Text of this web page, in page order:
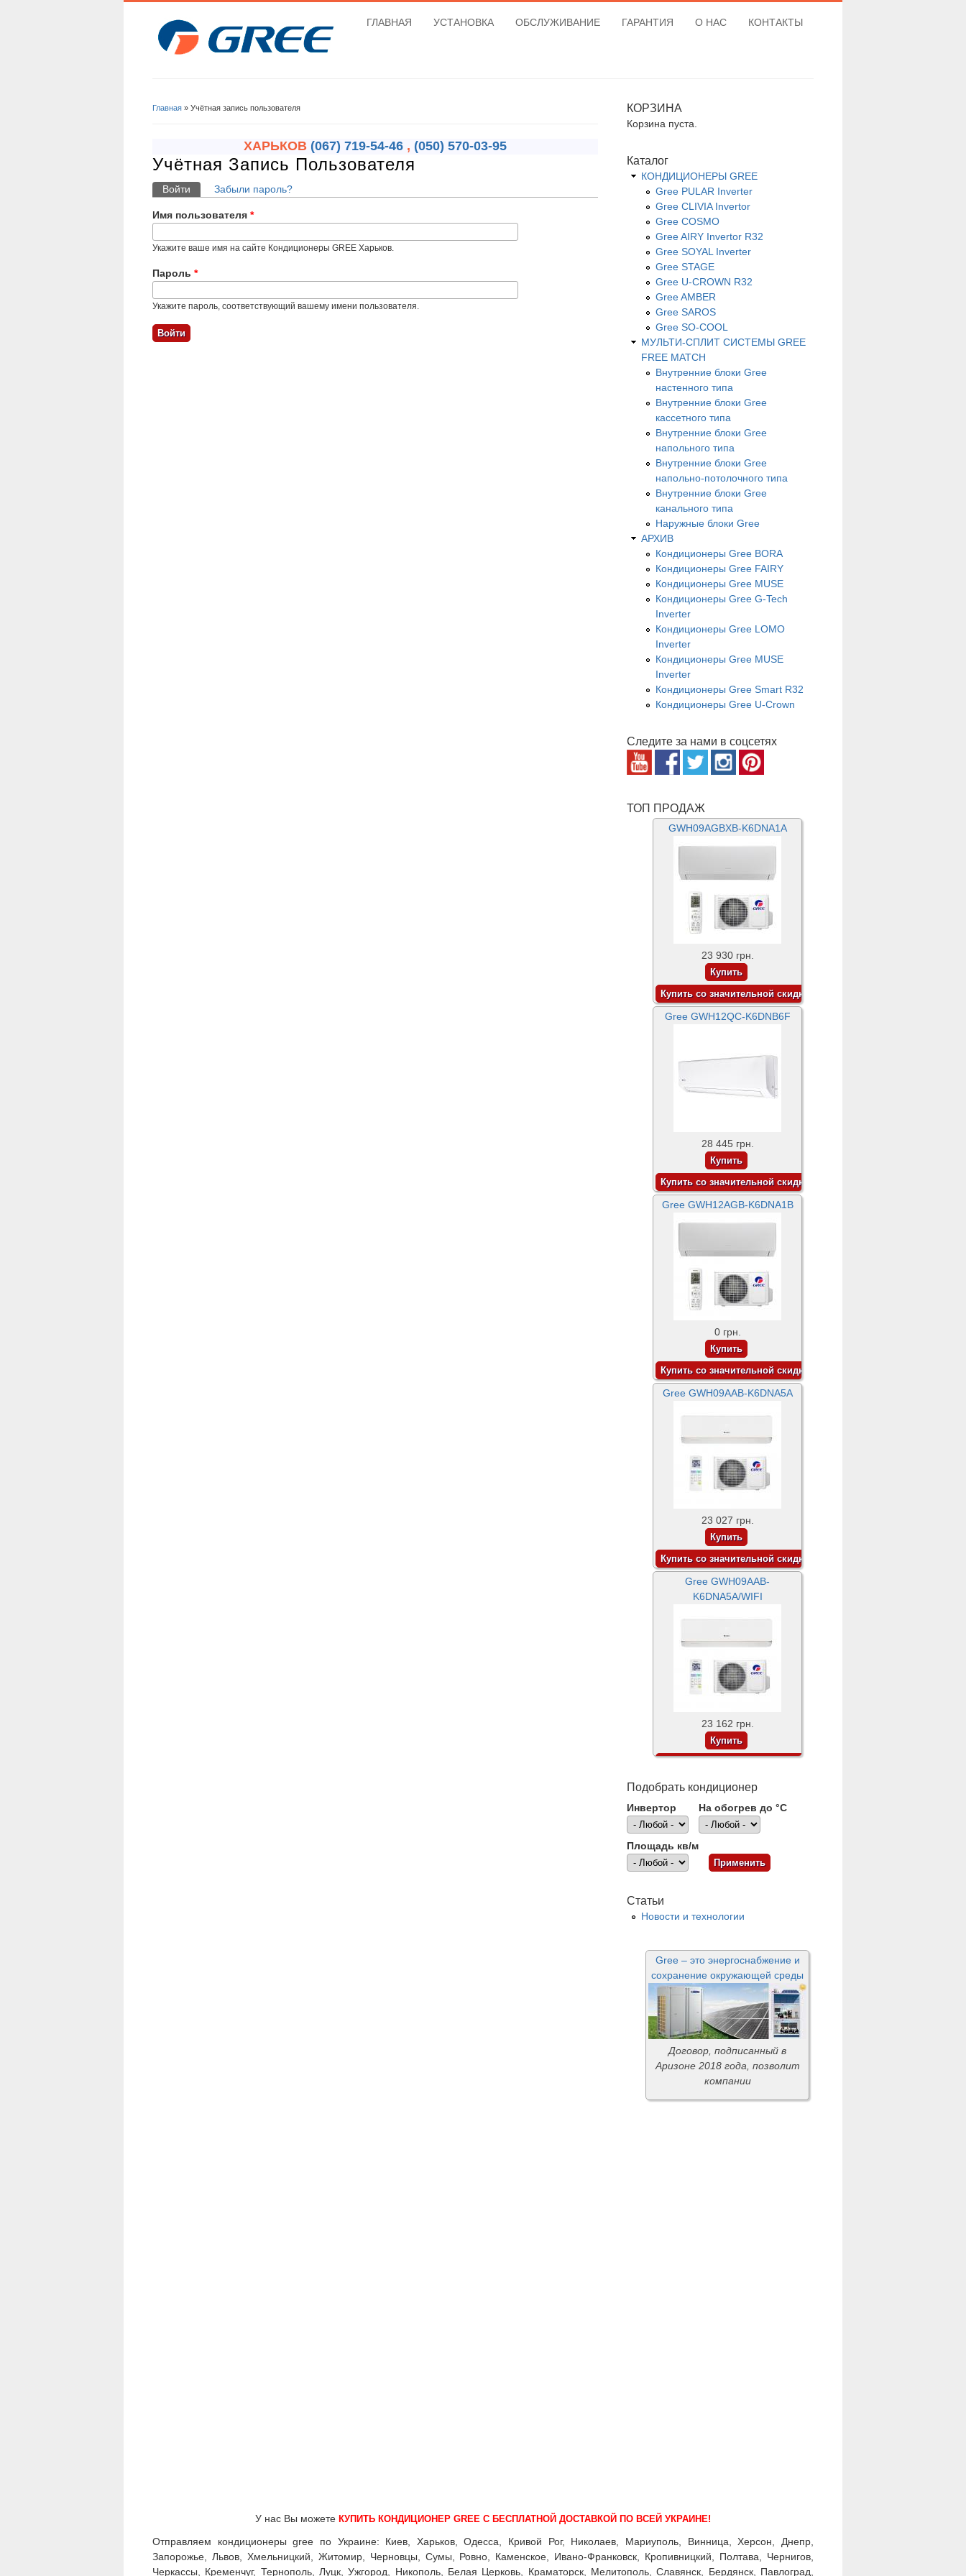
ГЛАВНАЯ УСТАНОВКА ОБСЛУЖИВАНИЕ ГАРАНТИЯ О НАС КОНТАКТЫ
Вы здесь
Главная » Учётная запись пользователя
ХАРЬКОВ (067) 719-54-46 , (050) 570-03-95
Учётная Запись Пользователя
Главные вкладки
Войти (активная вкладка)
Забыли пароль?
Имя пользователя *
Укажите ваше имя на сайте Кондиционеры GREE Харьков.
Пароль *
Укажите пароль, соответствующий вашему имени пользователя.
КОРЗИНА
Корзина пуста.
Каталог
КОНДИЦИОНЕРЫ GREE
Gree PULAR Inverter
Gree CLIVIA Invertor
Gree COSMO
Gree AIRY Invertor R32
Gree SOYAL Inverter
Gree STAGE
Gree U-CROWN R32
Gree AMBER
Gree SAROS
Gree SO-COOL
МУЛЬТИ-СПЛИТ СИСТЕМЫ GREE
FREE MATCH
Внутренние блоки Gree
настенного типа
Внутренние блоки Gree
кассетного типа
Внутренние блоки Gree
напольного типа
Внутренние блоки Gree
напольно-потолочного типа
Внутренние блоки Gree
канального типа
Наружные блоки Gree
АРХИВ
Кондиционеры Gree BORA
Кондиционеры Gree FAIRY
Кондиционеры Gree MUSE
Кондиционеры Gree G-Tech
Inverter
Кондиционеры Gree LOMO
Inverter
Кондиционеры Gree MUSE
Inverter
Кондиционеры Gree Smart R32
Кондиционеры Gree U-Crown
Следите за нами в соцсетях
ТОП ПРОДАЖ
GWH09AGBXB-K6DNA1A
23 930 грн.
Gree GWH12QC-K6DNB6F
28 445 грн.
Gree GWH12AGB-K6DNA1B
0 грн.
Gree GWH09AAB-K6DNA5A
23 027 грн.
Gree GWH09AAB-
K6DNA5A/WIFI
23 162 грн.
Подобрать кондиционер
Инвертор На обогрев до °С
Площадь кв/м
Статьи
Новости и технологии
Gree – это энергоснабжение и
сохранение окружающей среды
Договор, подписанный в
Аризоне 2018 года, позволит
компании
У нас Вы можете КУПИТЬ КОНДИЦИОНЕР GREE С БЕСПЛАТНОЙ ДОСТАВКОЙ ПО ВСЕЙ УКРАИНЕ!
Отправляем кондиционеры gree по Украине: Киев, Харьков, Одесса, Кривой Рог, Николаев, Мариуполь, Винница, Херсон, Днепр,
Запорожье, Львов, Хмельницкий, Житомир, Черновцы, Сумы, Ровно, Каменское, Ивано-Франковск, Кропивницкий, Полтава, Чернигов,
Черкассы, Кременчуг, Тернополь, Луцк, Ужгород, Никополь, Белая Церковь, Краматорск, Мелитополь, Славянск, Бердянск, Павлоград,